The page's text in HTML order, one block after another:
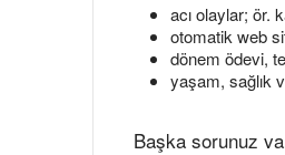
acı olaylar; ör.
otomatik web
dönem ödevi,
yaşam, sağlık
Başka sorunuz